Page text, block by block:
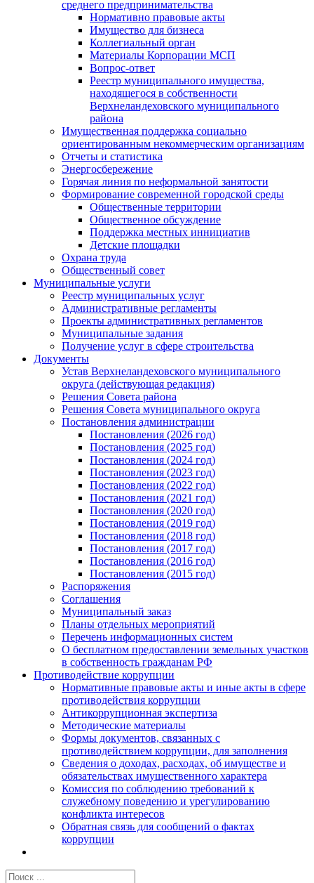
среднего предпринимательства
Нормативно правовые акты
Имущество для бизнеса
Коллегиальный орган
Материалы Корпорации МСП
Вопрос-ответ
Реестр муниципального имущества,
находящегося в собственности
Верхнеландеховского муниципального
района
Имущественная поддержка социально
ориентированным некоммерческим организациям
Отчеты и статистика
Энергосбережение
Горячая линия по неформальной занятости
Формирование современной городской среды
Общественные территории
Общественное обсуждение
Поддержка местных иннициатив
Детские площадки
Охрана труда
Общественный совет
Муниципальные услуги
Реестр муниципальных услуг
Административные регламенты
Проекты административных регламентов
Муниципальные задания
Получение услуг в сфере строительства
Документы
Устав Верхнеландеховского муниципального
округа (действующая редакция)
Решения Совета района
Решения Совета муниципального округа
Постановления администрации
Постановления (2026 год)
Постановления (2025 год)
Постановления (2024 год)
Постановления (2023 год)
Постановления (2022 год)
Постановления (2021 год)
Постановления (2020 год)
Постановления (2019 год)
Постановления (2018 год)
Постановления (2017 год)
Постановления (2016 год)
Постановления (2015 год)
Распоряжения
Соглашения
Муниципальный заказ
Планы отдельных мероприятий
Перечень информационных систем
О бесплатном предоставлении земельных участков
в собственность гражданам РФ
Противодействие коррупции
Нормативные правовые акты и иные акты в сфере
противодействия коррупции
Антикоррупционная экспертиза
Методические материалы
Формы документов, связанных с
противодействием коррупции, для заполнения
Сведения о доходах, расходах, об имуществе и
обязательствах имущественного характера
Комиссия по соблюдению требований к
служебному поведению и урегулированию
конфликта интересов
Обратная связь для сообщений о фактах
коррупции
Результат